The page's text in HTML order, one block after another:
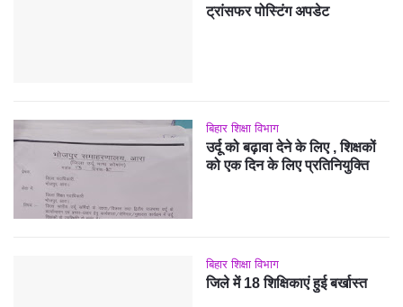
ट्रांसफर पोस्टिंग अपडेट
बिहार शिक्षा विभाग
उर्दू को बढ़ावा देने के लिए , शिक्षकों
को एक दिन के लिए प्रतिनियुक्ति
बिहार शिक्षा विभाग
जिले में 18 शिक्षिकाएं हुई बर्खास्त